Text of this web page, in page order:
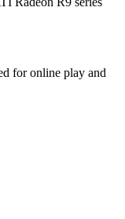
for online play and